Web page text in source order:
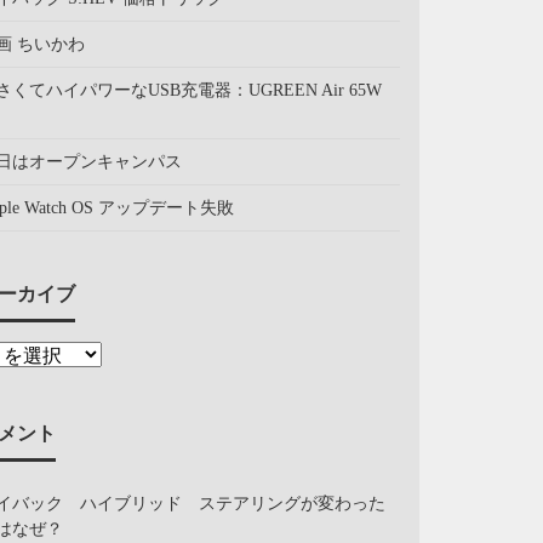
ちいかわ
くてハイパワーなUSB充電器：UGREEN Air 65W
はオープンキャンパス
Watch OS アップデート失敗
カイブ
ント
バック ハイブリッド ステアリングが変わった
なぜ？